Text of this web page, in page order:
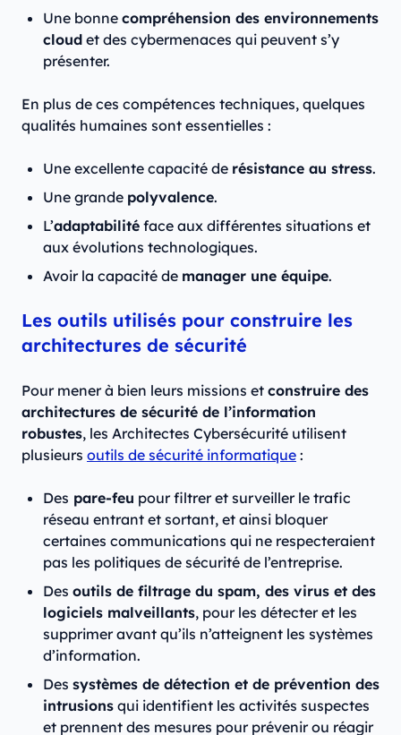
Une bonne compréhension des environnements
cloud et des cybermenaces qui peuvent s’y
présenter.
En plus de ces compétences techniques, quelques
qualités humaines sont essentielles :
Une excellente capacité de résistance au stress.
Une grande polyvalence.
L’adaptabilité face aux différentes situations et
aux évolutions technologiques.
Avoir la capacité de manager une équipe.
Les outils utilisés pour construire les
architectures de sécurité
Pour mener à bien leurs missions et construire des
architectures de sécurité de l’information
robustes, les Architectes Cybersécurité utilisent
plusieurs outils de sécurité informatique :
Des pare-feu pour filtrer et surveiller le trafic
réseau entrant et sortant, et ainsi bloquer
certaines communications qui ne respecteraient
pas les politiques de sécurité de l’entreprise.
Des outils de filtrage du spam, des virus et des
logiciels malveillants, pour les détecter et les
supprimer avant qu’ils n’atteignent les systèmes
d’information.
Des systèmes de détection et de prévention des
intrusions qui identifient les activités suspectes
et prennent des mesures pour prévenir ou réagir